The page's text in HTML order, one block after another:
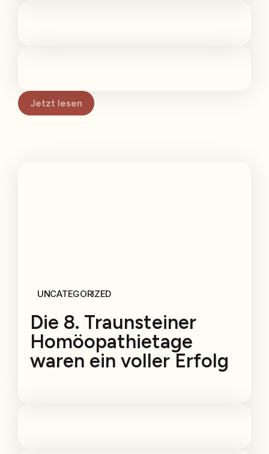
Jetzt lesen
UNCATEGORIZED
Die 8. Traunsteiner
Homöopathietage
waren ein voller Erfolg